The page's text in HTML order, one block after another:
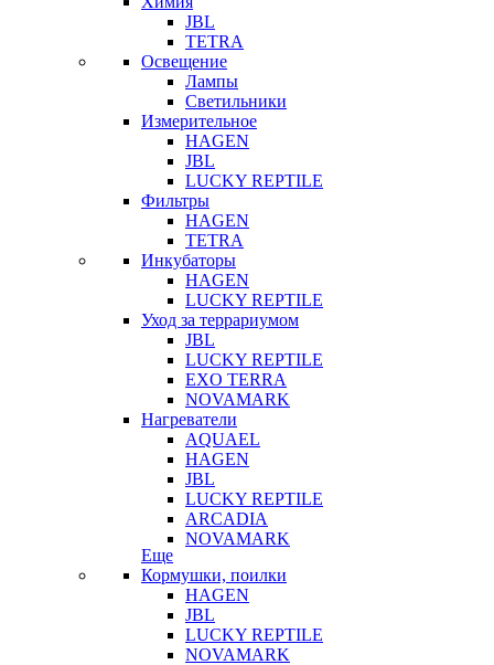
JBL
TETRA
Освещение
Лампы
Светильники
Измерительное
HAGEN
JBL
LUCKY REPTILE
Фильтры
HAGEN
TETRA
Инкубаторы
HAGEN
LUCKY REPTILE
Уход за террариумом
JBL
LUCKY REPTILE
EXO TERRA
NOVAMARK
Нагреватели
AQUAEL
HAGEN
JBL
LUCKY REPTILE
ARCADIA
NOVAMARK
Еще
Кормушки, поилки
HAGEN
JBL
LUCKY REPTILE
NOVAMARK